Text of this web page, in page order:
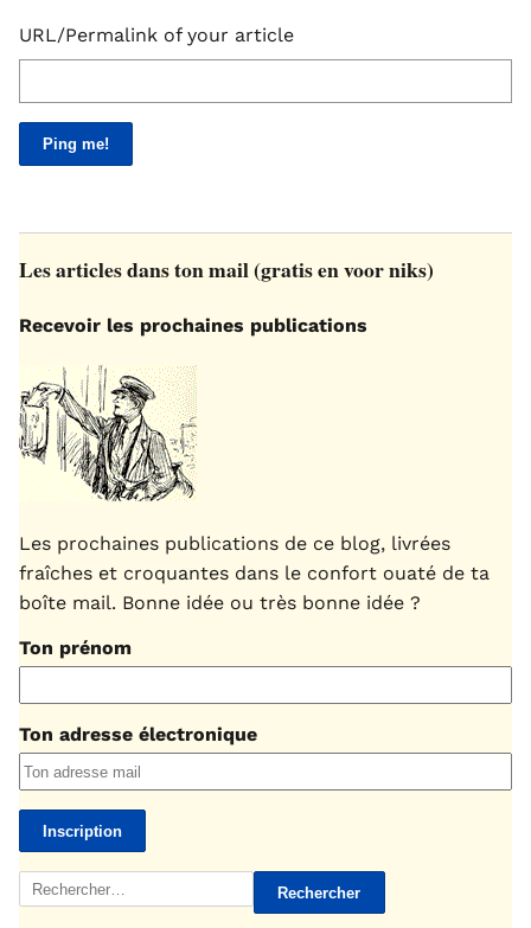
URL/Permalink of your article
Les articles dans ton mail (gratis en voor niks)
Recevoir les prochaines publications
Les prochaines publications de ce blog, livrées
fraîches et croquantes dans le confort ouaté de ta
boîte mail. Bonne idée ou très bonne idée ?
Ton prénom
Ton adresse électronique
Rechercher :